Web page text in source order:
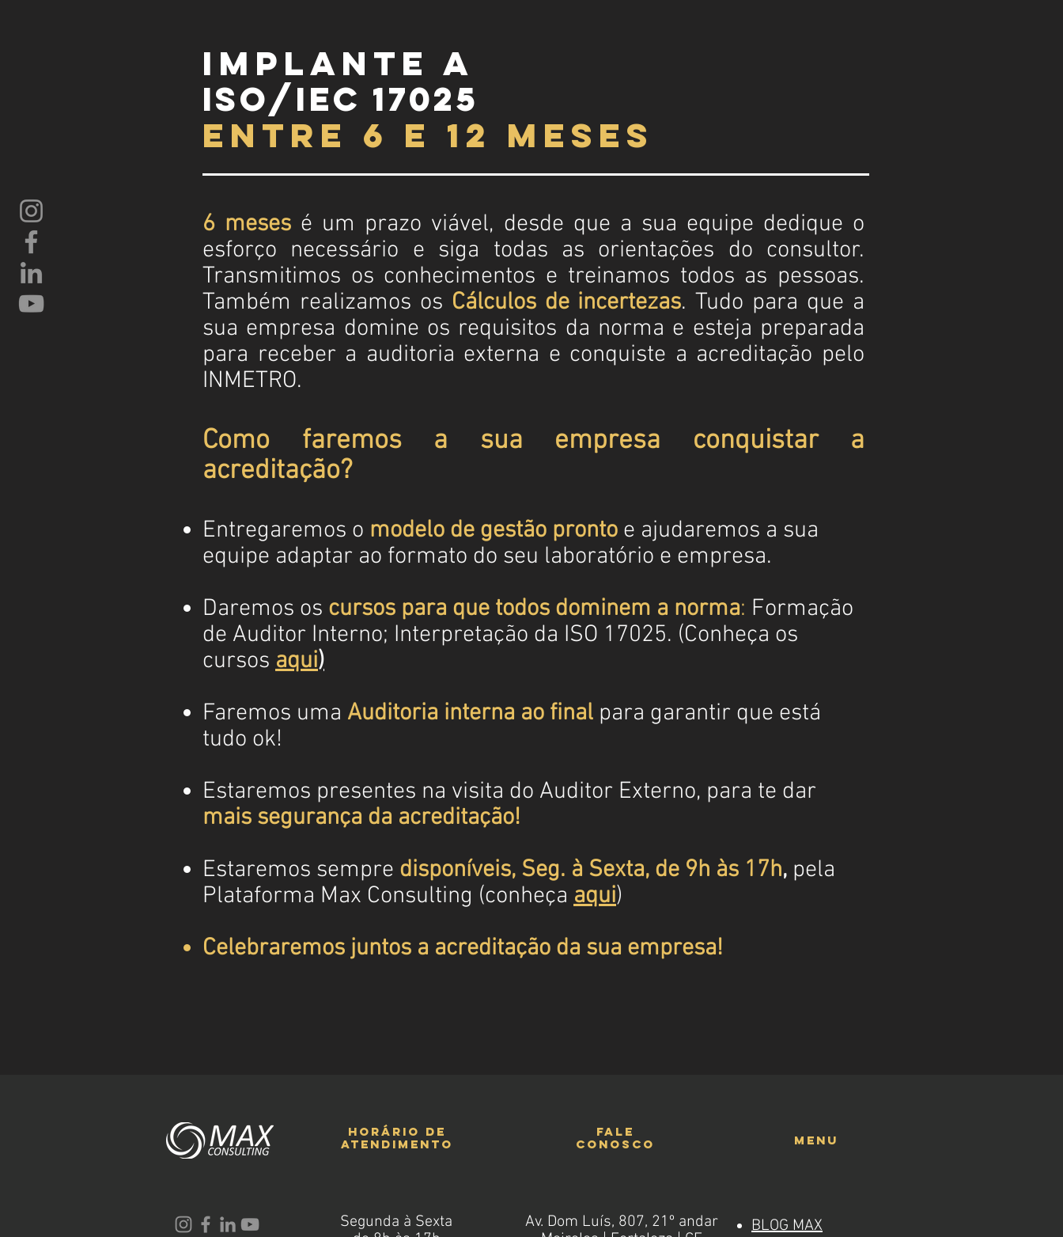
implante a
iso/iec 17025
entre 6 e 12 meses
6 meses é um prazo viável, desde que a sua equipe dedique o
esforço necessário e siga todas as orientações do consultor.
Transmitimos os conhecimentos e treinamos todos as pessoas.
Também realizamos os Cálculos de incertezas. Tudo para que a
sua empresa domine os requisitos da norma e esteja preparada
para receber a auditoria externa e conquiste a acreditação pelo
INMETRO.
Como faremos a sua empresa conquistar a
acreditação?
Entregaremos o modelo de gestão pronto e ajudaremos a sua
equipe adaptar ao formato do seu laboratório e empresa.
Daremos os cursos para que todos dominem a norma: Formação
de Auditor Interno; Interpretação da ISO 17025. (Conheça os
cursos aqui)
Faremos uma Auditoria interna ao final para garantir que está
tudo ok!
Estaremos presentes na visita do Auditor Externo, para te dar
mais segurança da acreditação!
Estaremos sempre disponíveis, Seg. à Sexta, de 9h às 17h, pela
Plataforma Max Consulting (conheça aqui)
Celebraremos juntos a acreditação da sua empresa!
horário de
atendimento
Segunda à Sexta
fale
conosco
menu
Av. Dom Luís, 807, 21º andar
BLOG MAX